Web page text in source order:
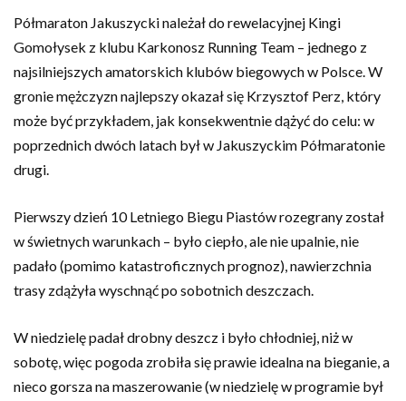
Półmaraton Jakuszycki należał do rewelacyjnej Kingi
Gomołysek z klubu Karkonosz Running Team – jednego z
najsilniejszych amatorskich klubów biegowych w Polsce. W
gronie mężczyzn najlepszy okazał się Krzysztof Perz, który
może być przykładem, jak konsekwentnie dążyć do celu: w
poprzednich dwóch latach był w Jakuszyckim Półmaratonie
drugi.
Pierwszy dzień 10 Letniego Biegu Piastów rozegrany został
w świetnych warunkach – było ciepło, ale nie upalnie, nie
padało (pomimo katastroficznych prognoz), nawierzchnia
trasy zdążyła wyschnąć po sobotnich deszczach.
W niedzielę padał drobny deszcz i było chłodniej, niż w
sobotę, więc pogoda zrobiła się prawie idealna na bieganie, a
nieco gorsza na maszerowanie (w niedzielę w programie był